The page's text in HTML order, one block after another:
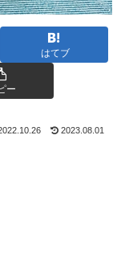
はてブ
ー
2023.08.01